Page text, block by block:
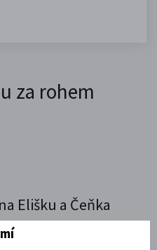
za rohem
Elišku a Čeňka